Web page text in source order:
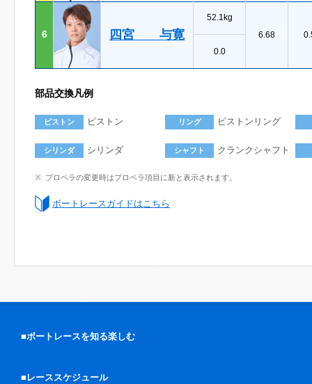
6 四宮 与寛
52.1kg
6.68
0.0
部品交換凡例
ピストン ピストン リング ピストンリング
シリンダ シリンダ シャフト クランクシャフト
プロペラの変更時はプロペラ項目に新と表示されます。
ボートレースガイドはこちら
■ボートレースを知る楽しむ
■レーススケジュール